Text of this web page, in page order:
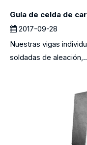
Guía de celda de
2017-09-28
Nuestras vigas
soldadas de